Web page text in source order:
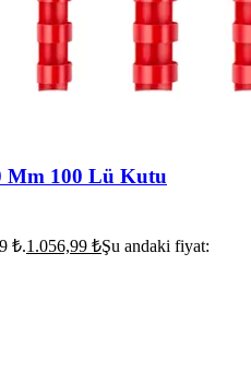
Mm 100 Lü Kutu
₺.1.056,99 ₺Şu andaki fiyat: